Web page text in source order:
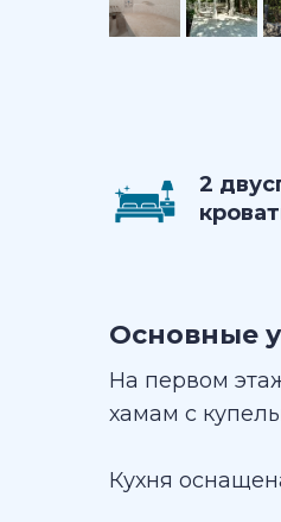
2
Основные
На первом
хамам с
Кухня